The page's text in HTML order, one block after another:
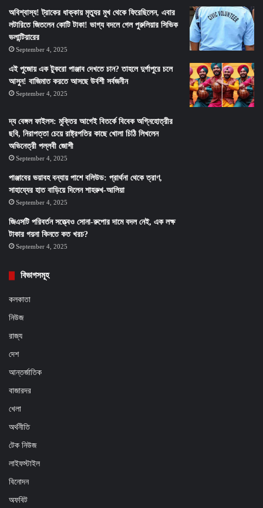
অবিশ্বাস্য! ট্রাকের ধাক্কায় মৃত্যুর মুখ থেকে ফিরেছিলেন, এবার
লটারিতে জিতলেন কোটি টাকা! ভাগ্য বদলে গেল পুরুলিয়ার সিভিক
ভলান্টিয়ারের
September 4, 2025
এই পুজোয় এক টুকরো পাঞ্জাব দেখতে চান? তাহলে দুর্গাপুরে চলে
আসুন! বাজিমাত করতে আসছে উর্বশী সর্বজনীন
September 4, 2025
দ্য বেঙ্গল ফাইলস: মুক্তির আগেই বিতর্কে বিবেক অগ্নিহোত্রীর
ছবি, নিরাপত্তা চেয়ে রাষ্ট্রপতির কাছে খোলা চিঠি লিখলেন
অভিনেত্রী পল্লবী জোশী
September 4, 2025
পাঞ্জাবের ভয়াবহ বন্যায় পাশে বলিউড: প্রার্থনা থেকে ত্রাণ,
সাহায্যের হাত বাড়িয়ে দিলেন শাহরুখ-আলিয়া
September 4, 2025
জিএসটি পরিবর্তন সত্ত্বেও সোনা-রুপোর দামে বদল নেই, এক লক্ষ
টাকার গয়না কিনতে কত খরচ?
September 4, 2025
বিভাগসমূহ
কলকাতা
নিউজ
রাজ্য
দেশ
আন্তর্জাতিক
বাজারদর
খেলা
অর্থনীতি
টেক নিউজ
লাইফস্টাইল
বিনোদন
অফবিট